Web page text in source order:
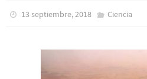
13 septiembre, 2018 Ciencia